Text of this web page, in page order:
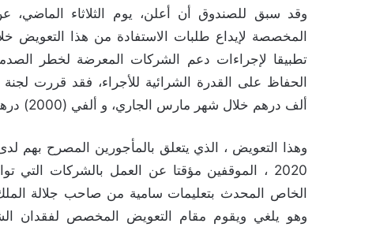
وقد سبق للصندوق أن أعلن، يوم الثلاثاء الماضي،
تطبيقا لإجراءات دعم الشركات المعرضة لخطر
ألف درهم خلال شهر مارس الجاري، و ألفي (2000) درهم لأشهر أبريل وماي و يونيو.
وهذا التعويض ، الذي يتعلق بالمأجورين المصرح بهم
2020 ، الموقفين مؤقتا عن العمل بالشركات
الخاص المحدث بتعليمات سامية من صاحب جلالة
وهو يلغي ويقوم مقام التعويض المخصص لفقدان